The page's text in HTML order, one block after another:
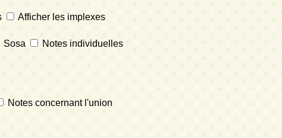
Afficher les implexes
Sosa
Notes individuelles
Notes concernant l'union